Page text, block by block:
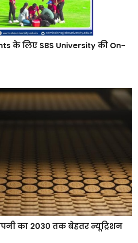
के लिए SBS University की On-
का 2030 तक बेहतर न्यूट्रिशन